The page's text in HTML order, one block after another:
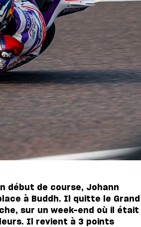
début de course, Johann
à Buddh. Il quitte le Grand
sur un week-end où il était
Il revient à 3 points